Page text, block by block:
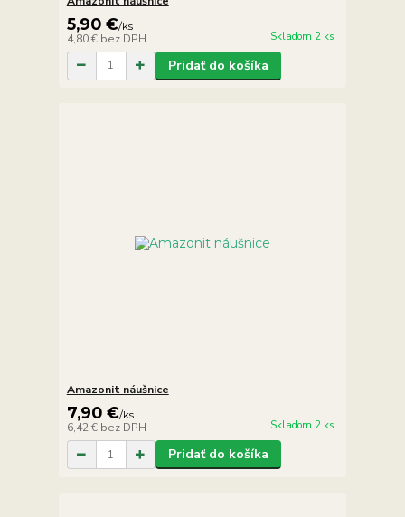
5,90 €/ks
4,80 € bez DPH Skladom 2 ks
Pridať do košíka
Amazonit náušnice
7,90 €/ks
6,42 € bez DPH Skladom 2 ks
Pridať do košíka